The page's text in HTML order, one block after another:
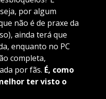
por algum
não é de praxe da
ainda terá que
enquanto no PC
completa,
por fãs. É, como
ter visto o